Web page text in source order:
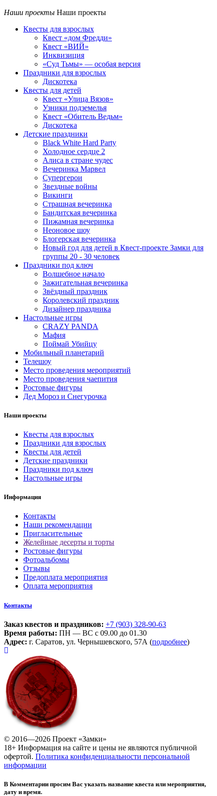
Наши проекты Наши проекты
Квесты для взрослых
Квест «дом Фредди»
Квест «ВИЙ»
Инквизиция
«Суд Тьмы» — особая версия
Праздники для взрослых
Дискотека
Квесты для детей
Квест «Улица Вязов»
Узники подземелья
Квест «Обитель Ведьм»
Дискотека
Детские праздники
Black White Hard Party
Холодное сердце 2
Алиса в стране чудес
Вечеринка Марвел
Супергерои
Звездные войны
Викинги
Страшная вечеринка
Бандитская вечеринка
Пижамная вечеринка
Неоновое шоу
Блогерская вечеринка
Новый год для детей в Квест-проекте Замки для
группы 20 - 30 человек
Праздники под ключ
Волшебное начало
Зажигательная вечеринка
Звёздный праздник
Королевский праздник
Дизайнер праздника
Настольные игры
CRAZY PANDA
Мафия
Поймай Убийцу
Мобильный планетарий
Телешоу
Место проведения мероприятий
Место проведения чаепития
Ростовые фигуры
Дед Мороз и Снегурочка
Наши проекты
Квесты для взрослых
Праздники для взрослых
Квесты для детей
Детские праздники
Праздники под ключ
Настольные игры
Информация
Контакты
Наши рекомендации
Пригласительные
Желейные десерты и торты
Ростовые фигуры
Фотоальбомы
Отзывы
Предоплата мероприятия
Оплата мероприятия
Контакты
Заказ квестов и праздников: +7 (903) 328-90-63
Время работы: ПН — ВС с 09.00 до 01.30
Адрес: г. Саратов, ул. Чернышевского, 57А (подробнее)
© 2016—2026 Проект «Замки»
18+ Информация на сайте и цены не являются публичной
офертой. Политика конфиденциальности персональной
информации
В Комментарии просим Вас указать название квеста или мероприятия,
дату и время.